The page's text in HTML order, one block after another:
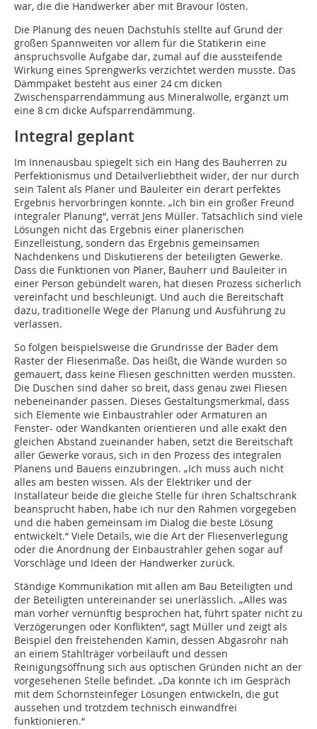
war, die die Handwerker aber mit Bravour lösten.
Die Planung des neuen Dachstuhls stellte auf Grund der
großen Spannweiten vor allem für die Statikerin eine
anspruchsvolle Aufgabe dar, zumal auf die aussteifende
Wirkung eines Sprengwerks verzichtet werden musste. Das
Dämmpaket besteht aus einer 24 cm dicken
Zwischensparrendämmung aus Mineralwolle, ergänzt um
eine 8 cm dicke Aufsparrendämmung.
Integral geplant
Im Innenausbau spiegelt sich ein Hang des Bauherren zu
Perfektionismus und Detailverliebtheit wider, der nur durch
sein Talent als Planer und Bauleiter ein derart perfektes
Ergebnis hervorbringen konnte. „Ich bin ein großer Freund
integraler Planung“, verrät Jens Müller. Tatsächlich sind viele
Lösungen nicht das Ergebnis einer planerischen
Einzelleistung, sondern das Ergebnis gemeinsamen
Nachdenkens und Diskutierens der beteiligten Gewerke.
Dass die Funktionen von Planer, Bauherr und Bauleiter in
einer Person gebündelt waren, hat diesen Prozess sicherlich
vereinfacht und beschleunigt. Und auch die Bereitschaft
dazu, traditio­nelle Wege der Planung und Ausführung zu
verlassen.
So folgen beispielsweise die Grundrisse der Bäder dem
Raster der Fliesenmaße. Das heißt, die Wände wurden so
gemauert, dass keine Fliesen geschnitten werden mussten.
Die Duschen sind daher so breit, dass genau zwei Fliesen
nebeneinander passen. Dieses Gestaltungsmerkmal, dass
sich Elemente wie Einbaustrahler oder Armaturen an
Fenster- oder Wandkanten orientieren und alle exakt den
gleichen Abstand zueinander haben, setzt die Bereitschaft
aller Gewerke voraus, sich in den Prozess des integralen
Planens und Bauens einzubringen. „Ich muss auch nicht
alles am besten wissen. Als der Elektriker und der
Installateur beide die gleiche Stelle für ihren Schaltschrank
beansprucht haben, habe ich nur den Rahmen vorgegeben
und die haben gemeinsam im Dialog die beste Lösung
entwickelt.“ Viele Details, wie die Art der Fliesenverlegung
oder die Anordnung der Einbaustrahler gehen sogar auf
Vorschläge und Ideen der Handwerker zurück.
Ständige Kommunikation mit allen am Bau Beteiligten und
der Beteiligten untereinander sei unerlässlich. „Alles was
man vorher vernünftig besprochen hat, führt später nicht zu
Verzögerungen oder Konflikten“, sagt Müller und zeigt als
Beispiel den freistehenden Kamin, dessen Abgasrohr nah
an einem Stahlträger vorbeiläuft und dessen
Reinigungsöffnung sich aus optischen Gründen nicht an der
vorgesehenen Stelle befindet. „Da konnte ich im Gespräch
mit dem Schornsteinfeger Lösungen entwickeln, die gut
aussehen und trotzdem technisch einwandfrei
funktionieren.“